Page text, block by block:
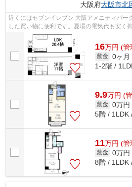
大阪府大阪市北
近くにはセブンイレブン 大阪アメニティパー
した買い物に便利です。夏場の電気代も安く
ンションです。お客様からのお問い...
16万円 (管
敷金 0ヶ月
1-2階 /
9.9万円 (
敷金 0万円
5階 / 1LDK
11万円 (管
敷金 0万円
8階 / 1LDK